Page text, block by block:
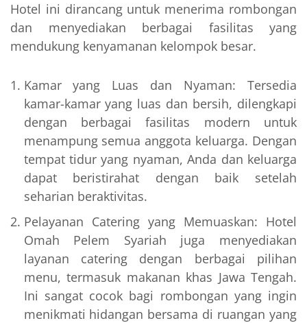
Hotel ini dirancang untuk menerima rombongan
dan menyediakan berbagai fasilitas yang
mendukung kenyamanan kelompok besar.
Kamar yang Luas dan Nyaman: Tersedia
kamar-kamar yang luas dan bersih, dilengkapi
dengan berbagai fasilitas modern untuk
menampung semua anggota keluarga. Dengan
tempat tidur yang nyaman, Anda dan keluarga
dapat beristirahat dengan baik setelah
seharian beraktivitas.
Pelayanan Catering yang Memuaskan: Hotel
Omah Pelem Syariah juga menyediakan
layanan catering dengan berbagai pilihan
menu, termasuk makanan khas Jawa Tengah.
Ini sangat cocok bagi rombongan yang ingin
menikmati hidangan bersama di ruangan yang